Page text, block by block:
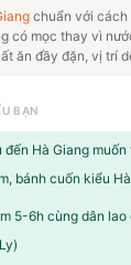
chuẩn với
có mọc thay vì
ăn đầy đặn, vị trí
BẠN
đến Hà Giang
bánh cuốn kiểu
5-6h cùng dân